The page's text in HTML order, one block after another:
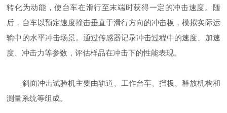
转化为动能，使台车在滑行至末端时获得一定的冲击速度。随
后，台车以预定速度撞击垂直于滑行方向的冲击板，模拟实际运
输中的水平冲击场景。通过传感器记录冲击过程中的速度、加速
度、冲击力等参数，评估样品在冲击下的性能表现。
斜面冲击试验机主要由轨道、工作台车、挡板、释放机构和
测量系统等组成。